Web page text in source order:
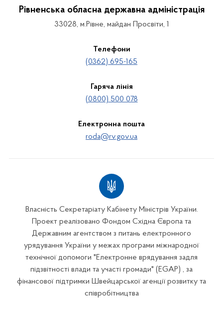
Рівненська обласна державна адміністрація
33028, м.Рівне, майдан Просвіти, 1
Телефони
(0362) 695-165
Гаряча лінія
(0800) 500 078
Електронна пошта
roda@rv.gov.ua
Власність Секретаріату Кабінету Міністрів України.
Проект реалізовано Фондом Східна Європа та
Державним агентством з питань електронного
урядування України у межах програми міжнародної
технічної допомоги "Електронне врядування задля
підзвітності влади та участі громади" (EGAP) , за
фінансової підтримки Швейцарської агенції розвитку та
співробітництва